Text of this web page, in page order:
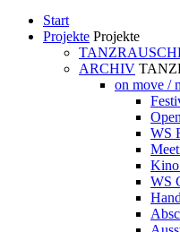
Start
Projekte Projekte
ARCHIV
on move /
WS
Kino
WS